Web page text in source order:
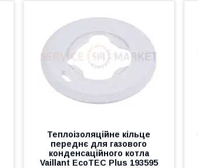
Теплоізоляційне кільце
переднє для газового
конденсаційного котла
Vaillant EcoTEC Plus 193595